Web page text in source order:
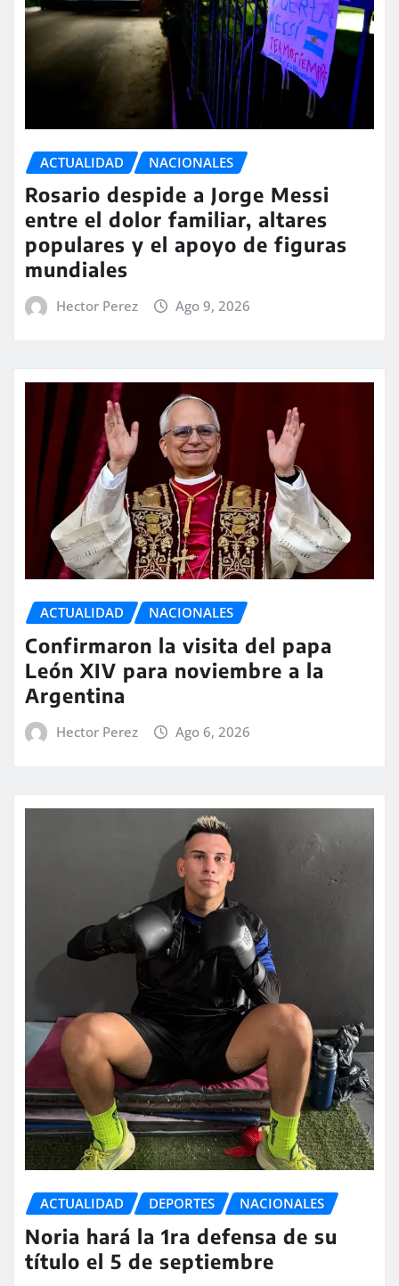
ACTUALIDAD NACIONALES
Rosario despide a Jorge Messi
entre el dolor familiar, altares
populares y el apoyo de figuras
mundiales
Hector Perez Ago 9, 2026
ACTUALIDAD NACIONALES
Confirmaron la visita del papa
León XIV para noviembre a la
Argentina
Hector Perez Ago 6, 2026
ACTUALIDAD DEPORTES NACIONALES
Noria hará la 1ra defensa de su
título el 5 de septiembre